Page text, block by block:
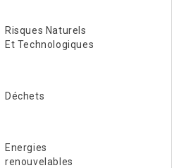
Risques Naturels
Et Technologiques
Déchets
Energies
renouvelables